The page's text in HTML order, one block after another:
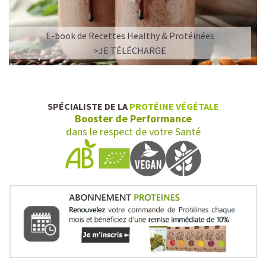
E-book de Recettes Healthy & Protéinées
>JE TÉLÉCHARGE
SPÉCIALISTE DE LA PROTÉINE VÉGÉTALE
Booster de Performance
dans le respect de votre Santé